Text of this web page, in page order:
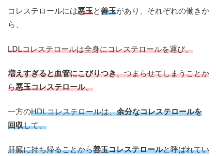
コレステロールには悪玉と善玉があり、それぞれの働きか
ら、
LDLコレステロールは全身にコレステロールを運び、
増えすぎると血管にこびりつき、つまらせてしまうことか
ら悪玉コレステロール、
一方のHDLコレステロールは、余分なコレステロールを
回収して、
肝臓に持ち帰ることから善玉コレステロールと呼ばれてい